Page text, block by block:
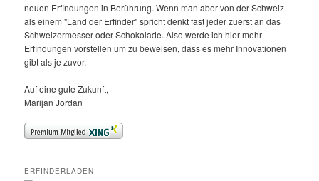
neuen Erfindungen in Berührung. Wenn man aber von der Schweiz
als einem "Land der Erfinder" spricht denkt fast jeder zuerst an das
Schweizermesser oder Schokolade. Also werde ich hier mehr
Erfindungen vorstellen um zu beweisen, dass es mehr Innovationen
gibt als je zuvor.
Auf eine gute Zukunft,
Marijan Jordan
ERFINDERLADEN